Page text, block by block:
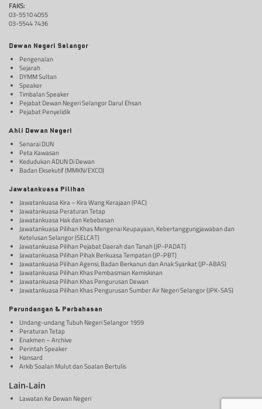
FAKS:
03-5510 4055
03-5544 7436
Dewan Negeri Selangor
Pengenalan
Sejarah
DYMM Sultan
Speaker
Timbalan Speaker
Pejabat Dewan Negeri Selangor Darul Ehsan
Pejabat Penyelidik
Ahli Dewan Negeri
Senarai DUN
Peta Kawasan
Kedudukan ADUN Di Dewan
Badan Eksekutif (MMKN/EXCO)
Jawatankuasa Pilihan
Jawatankuasa Kira – Kira Wang Kerajaan (PAC)
Jawatankuasa Peraturan Tetap
Jawatankuasa Hak dan Kebebasan
Jawatankuasa Pilihan Khas Mengenai Keupayaan, Kebertanggungjawaban dan
Ketelusan Selangor (SELCAT)
Jawatankuasa Pilihan Pejabat Daerah dan Tanah (JP-PADAT)
Jawatankuasa Pilihan Pihak Berkuasa Tempatan (JP-PBT)
Jawatankuasa Pilihan Agensi, Badan Berkanun dan Anak Syarikat (JP-ABAS)
Jawatankuasa Pilihan Khas Pembasmian Kemiskinan
Jawatankuasa Pilihan Khas Pengurusan Dewan
Jawatankuasa Pilihan Khas Pengurusan Sumber Air Negeri Selangor (JPK-SAS)
Perundangan & Perbahasan
Undang-undang Tubuh Negeri Selangor 1959
Peraturan Tetap
Enakmen – Archive
Perintah Speaker
Hansard
Arkib Soalan Mulut dan Soalan Bertulis
Lain-Lain
Lawatan Ke Dewan Negeri